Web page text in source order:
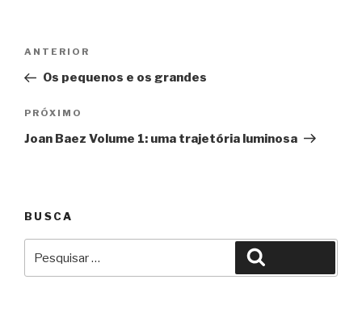
Post
Anterior
ANTERIOR
Os pequenos e os grandes
Próximo
PRÓXIMO
Joan Baez Volume 1: uma trajetória luminosa
BUSCA
por: